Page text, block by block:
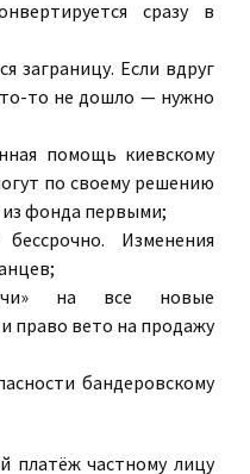
сразу в
заграницу. Если вдруг
то не дошло — нужно
помощь киевскому
по своему решению
фонда первыми;
Изменения
на все новые
право вето на продажу
бандеровскому
платёж частному лицу